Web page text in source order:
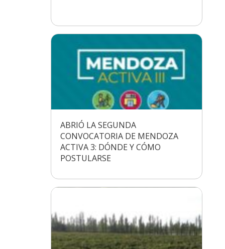
ABRIÓ LA SEGUNDA
CONVOCATORIA DE MENDOZA
ACTIVA 3: DÓNDE Y CÓMO
POSTULARSE